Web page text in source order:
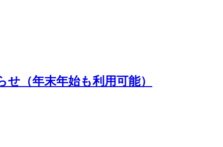
（年末年始も利用可能）